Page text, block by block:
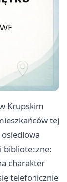
Krupskim
tej
biblioteczne:
charakter
telefonicznie